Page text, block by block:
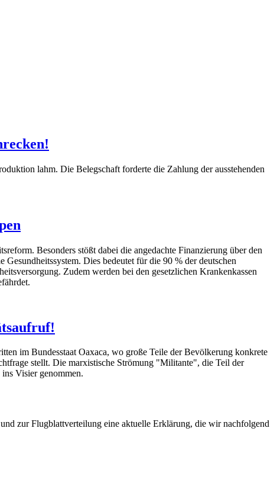
lahm. Die Belegschaft forderte die Zahlung der ausstehenden
Besonders stößt dabei die angedachte Finanzierung über den
Dies bedeutet für die 90 % der deutschen
Zudem werden bei den gesetzlichen Krankenkassen
im Bundesstaat Oaxaca, wo große Teile der Bevölkerung konkrete
stellt. Die marxistische Strömung "Militante", die Teil der
Visier genommen.
zur Flugblattverteilung eine aktuelle Erklärung, die wir nachfolgend